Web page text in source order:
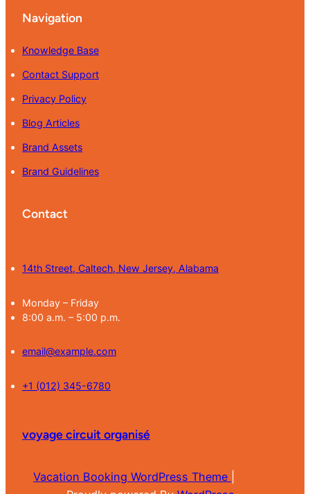
Navigation
Knowledge Base
Contact Support
Privacy Policy
Blog Articles
Brand Assets
Brand Guidelines
Contact
14th Street, Caltech, New Jersey, Alabama
Monday – Friday
8:00 a.m. – 5:00 p.m.
email@example.com
+1 (012) 345-6780
voyage circuit organisé
Vacation Booking WordPress Theme